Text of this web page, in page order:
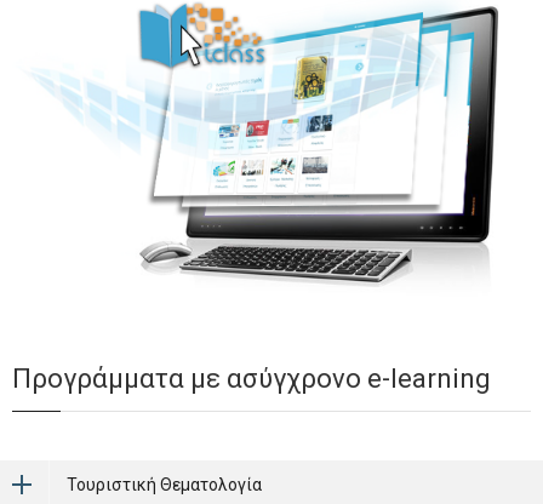
Προγράμματα με ασύγχρονο e-learning
Τουριστική Θεματολογία